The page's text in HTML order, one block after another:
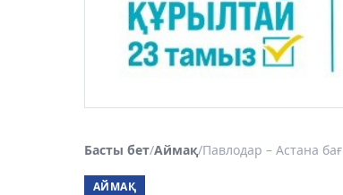
Басты бет/Аймақ/Павлодар – Астана
АЙМАҚ